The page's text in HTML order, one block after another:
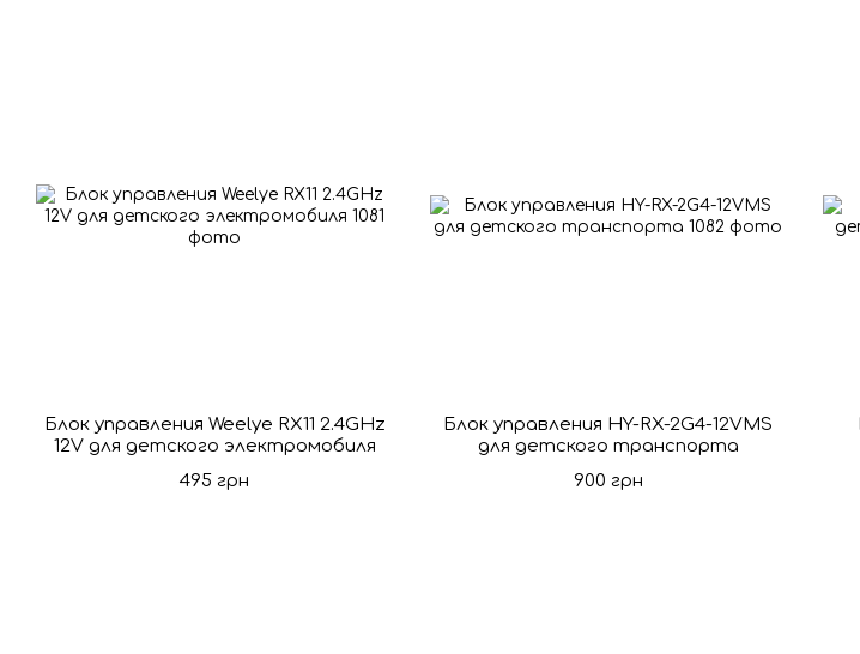
Блок управления Weelye RX11 2.4GHz
12V для детского электромобиля
495 грн
Блок управления HY-RX-2G4-12VMS
для детского транспорта
900 грн